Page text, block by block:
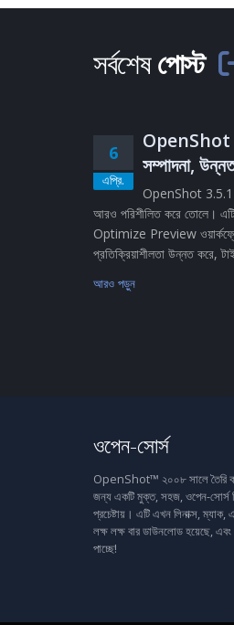
সর্বশেষপোস্ট
6
এপ্রি.
OpenShot
সম্পাদনা,
OpenShot 3.5.1
আরও পরিশীলিত করে তোলে। এটি
Optimize Preview
প্রতিক্রিয়াশীলতা উন্নত করে,
আরও পড়ুন
ওপেন-সোর্স
OpenShot™ ২০০৮ সালে তৈরি
জন্য একটি মুক্ত, সহজ, ওপেন-সোর্স
প্রচেষ্টায়। এটি এখন লিনাক্স,
লক্ষ লক্ষ বার ডাউনলোড হয়েছে, এবং
পাচ্ছে!